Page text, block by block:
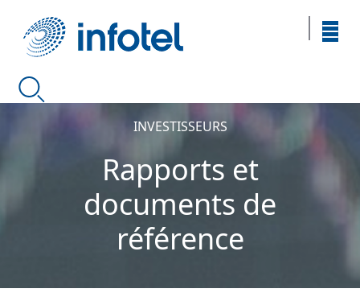
INVESTISSEURS
Rapports et
documents de
référence